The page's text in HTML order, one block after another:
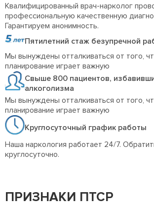
Квалифицированный врач-нарколог
профессиональную качественную
Гарантируем анонимность.
Пятилетний стаж безупречной
Мы вынуждены отталкиваться от того,
планирование играет важную
Свыше 800 пациентов,
алкоголизма
Мы вынуждены отталкиваться от того,
планирование играет важную
Круглосуточный график работы
Наша наркология работает 24/7.
круглосуточно.
ПРИЗНАКИ ПТСР